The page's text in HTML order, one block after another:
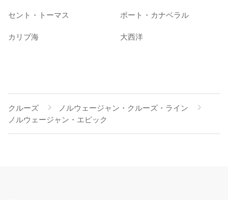
セント・トーマス ポート・カナベラル
カリブ海 大西洋
クルーズ
ノルウェージャン・クルーズ・ライン
ノルウェージャン・エピック